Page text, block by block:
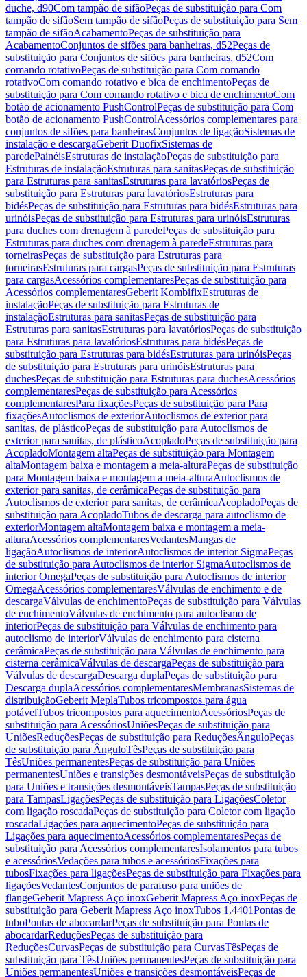
duche, d90Com tampão de sifãoPeças de substituição para Com
tampão de sifãoSem tampão de sifãoPeças de substituição para Sem
tampão de sifãoAcabamentoPeças de substituição para
AcabamentoConjuntos de sifões para banheiras, d52Peças de
substituição para Conjuntos de sifões para banheiras, d52Com
comando rotativoPeças de substituição para Com comando
rotativoCom comando rotativo e bica de enchimentoPeças de
substituição para Com comando rotativo e bica de enchimentoCom
botão de acionamento PushControlPeças de substituição para Com
botão de acionamento PushControlAcessórios complementares para
conjuntos de sifões para banheirasConjuntos de ligaçãoSistemas de
instalação e descargaGeberit DuofixSistemas de
paredePainéisEstruturas de instalaçãoPeças de substituição para
Estruturas de instalaçãoEstruturas para sanitasPeças de substituição
para Estruturas para sanitasEstruturas para lavatóriosPeças de
substituição para Estruturas para lavatóriosEstruturas para
bidésPeças de substituição para Estruturas para bidésEstruturas para
urinóisPeças de substituição para Estruturas para urinóisEstruturas
para duches com drenagem à paredePeças de substituição para
Estruturas para duches com drenagem à paredeEstruturas para
torneirasPeças de substituição para Estruturas para
torneirasEstruturas para cargasPeças de substituição para Estruturas
para cargasAcessórios complementaresPeças de substituição para
Acessórios complementaresGeberit KombifixEstruturas de
instalaçãoPeças de substituição para Estruturas de
instalaçãoEstruturas para sanitasPeças de substituição para
Estruturas para sanitasEstruturas para lavatóriosPeças de substituição
para Estruturas para lavatóriosEstruturas para bidésPeças de
substituição para Estruturas para bidésEstruturas para urinóisPeças
de substituição para Estruturas para urinóisEstruturas para
duchesPeças de substituição para Estruturas para duchesAcessórios
complementaresPeças de substituição para Acessórios
complementaresPara fixaçõesPeças de substituição para Para
fixaçõesAutoclismos de exteriorAutoclismos de exterior para
sanitas, de plásticoPeças de substituição para Autoclismos de
exterior para sanitas, de plásticoAcopladoPeças de substituição para
AcopladoMontagem altaPeças de substituição para Montagem
altaMontagem baixa e montagem a meia-alturaPeças de substituição
para Montagem baixa e montagem a meia-alturaAutoclismos de
exterior para sanitas, de cerâmicaPeças de substituição para
Autoclismos de exterior para sanitas, de cerâmicaAcopladoPeças de
substituição para AcopladoTubos de descarga para autoclismo de
exteriorMontagem altaMontagem baixa e montagem a meia-
alturaAcessórios complementaresVedantesMangas de
ligaçãoAutoclismos de interiorAutoclismos de interior SigmaPeças
de substituição para Autoclismos de interior SigmaAutoclismos de
interior OmegaPeças de substituição para Autoclismos de interior
OmegaAcessórios complementaresVálvulas de enchimento e de
descargaVálvulas de enchimentoPeças de substituição para Válvulas
de enchimentoVálvulas de enchimento para autoclismo de
interiorPeças de substituição para Válvulas de enchimento para
autoclismo de interiorVálvulas de enchimento para cisterna
cerâmicaPeças de substituição para Válvulas de enchimento para
cisterna cerâmicaVálvulas de descargaPeças de substituição para
Válvulas de descargaDescarga duplaPeças de substituição para
Descarga duplaAcessórios complementaresMembranasSistemas de
distribuiçãoGeberit MeplaTubos tricompostos para água
potávelTubos tricompostos para aquecimentoAcessóriosPeças de
substituição para AcessóriosUniõesPeças de substituição para
UniõesReduçõesPeças de substituição para ReduçõesÂnguloPeças
de substituição para ÂnguloTêsPeças de substituição para
TêsUniões permanentesPeças de substituição para Uniões
permanentesUniões e transições desmontáveisPeças de substituição
para Uniões e transições desmontáveisTampasPeças de substituição
para TampasLigaçõesPeças de substituição para LigaçõesColetor
com ligação roscadaPeças de substituição para Coletor com ligação
roscadaLigações para aquecimentoPeças de substituição para
Ligações para aquecimentoAcessórios complementaresPeças de
substituição para Acessórios complementaresIsolamentos para tubos
e acessóriosVedações para tubos e acessóriosFixações para
tubosFixações para ligaçõesPeças de substituição para Fixações para
ligaçõesVedantesConjuntos de parafuso para uniões de
flangeGeberit Mapress Aço inoxGeberit Mapress Aço inoxPeças de
substituição para Geberit Mapress Aço inoxTubos 1.4401Pontas de
tuboPontas de abocardarPeças de substituição para Pontas de
abocardarReduçõesPeças de substituição para
ReduçõesCurvasPeças de substituição para CurvasTêsPeças de
substituição para TêsUniões permanentesPeças de substituição para
Uniões permanentesUniões e transições desmontáveisPeças de